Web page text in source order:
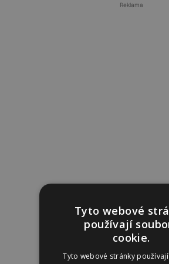
Reklama
Tyto webové
používají
cookie.
Tyto webové stránky